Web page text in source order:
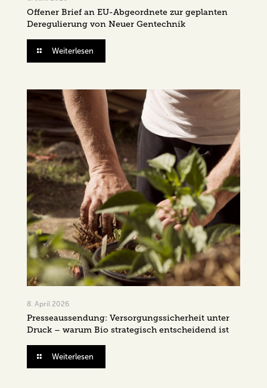
Offener Brief an EU-Abgeordnete zur geplanten
Deregulierung von Neuer Gentechnik
Weiterlesen
8. April 2026
Presseaussendung: Versorgungssicherheit unter
Druck – warum Bio strategisch entscheidend ist
Weiterlesen